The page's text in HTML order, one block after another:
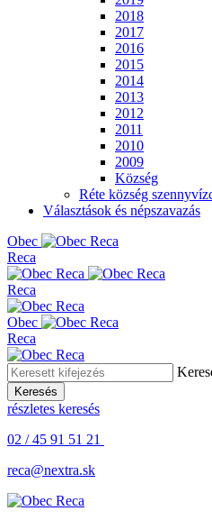
2018
2017
2016
2015
2014
2013
2012
2011
2010
2009
Község
Réte község
Választások és népszavazás
Obec
Reca
Reca
Obec
Reca
Keresés
részletes keresés
02 / 45 91 51 21
reca@nextra.sk